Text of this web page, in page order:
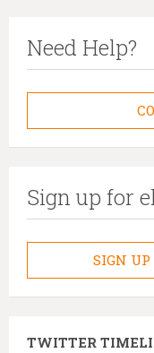
Need Help?
Sign up for
SIGN UP
TWITTER